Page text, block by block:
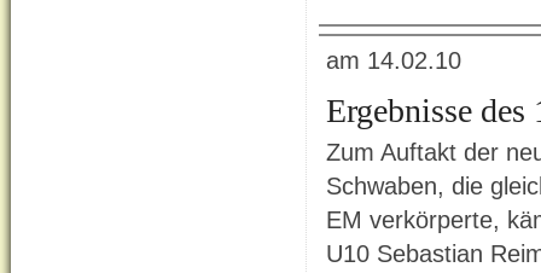
am 14.02.10
Ergebnisse
Zum Auftakt der
Schwaben, die
EM verkörperte,
U10 Sebastian